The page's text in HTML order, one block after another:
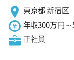
東京都 新宿区
年収300万円～
正社員